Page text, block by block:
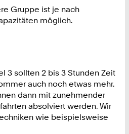
Gruppe ist je nach
möglich.
3 sollten 2 bis 3 Stunden Zeit
auch noch etwas mehr.
dann mit zunehmender
absolviert werden. Wir
wie beispielsweise